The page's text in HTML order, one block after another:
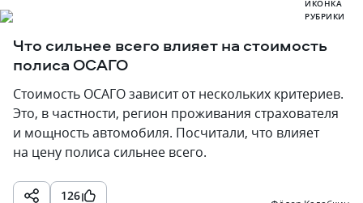
Что сильнее всего влияет на стоимость
полиса ОСАГО
Стоимость ОСАГО зависит от нескольких критериев.
Это, в частности, регион проживания страхователя
и мощность автомобиля. Посчитали, что влияет
на цену полиса сильнее всего.
126